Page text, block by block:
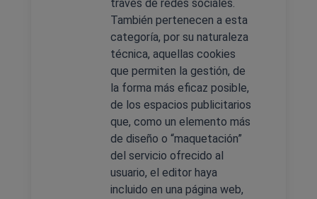
través de redes sociales.
También pertenecen a esta
categoría, por su naturaleza
técnica, aquellas cookies
que permiten la gestión, de
la forma más eficaz posible,
de los espacios publicitarios
que, como un elemento más
de diseño o “maquetación”
del servicio ofrecido al
usuario, el editor haya
incluido en una página web,